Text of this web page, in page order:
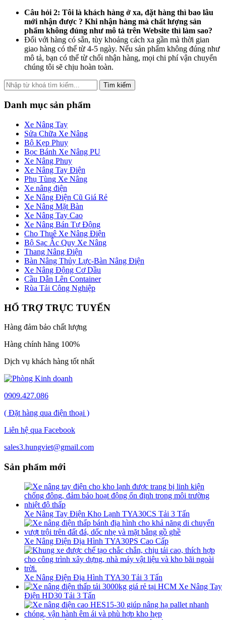
Câu hỏi 2: Tôi là khách hàng ở xa, đặt hàng thì bao lâu
mới nhận được ? Khi nhận hàng mà chất lượng sản
phẩm không đúng như mô tả trên Website thì làm sao?
Đối với hàng có sẵn, tùy khoảng cách xa gần mà thời gian
giao hàng có thể từ 4-5 ngày. Nếu sản phẩm không đúng như
mô tả, bạn có thể từ chối nhận hàng, mọi chi phí vận chuyển
chúng tôi sẽ chịu hoàn toàn.
Tìm kiếm
Danh mục sản phẩm
Xe Nâng Tay
Sửa Chữa Xe Nâng
Bộ Kẹp Phuy
Bọc Bánh Xe Nâng PU
Xe Nâng Phuy
Xe Nâng Tay Điện
Phụ Tùng Xe Nâng
Xe nâng điện
Xe Nâng Điện Cũ Giá Rẻ
Xe Nâng Mặt Bàn
Xe Nâng Tay Cao
Xe Nâng Bán Tự Động
Cho Thuê Xe Nâng Điện
Bộ Sạc Ắc Quy Xe Nâng
Thang Nâng Điện
Bàn Nâng Thủy Lực-Bàn Nâng Điện
Xe Nâng Động Cơ Dầu
Cầu Dẫn Lên Container
Rùa Tải Công Nghiệp
HỔ TRỢ TRỰC TUYẾN
Hàng đảm bảo chất lượng
Hàng chính hãng 100%
Dịch vụ khách hàng tốt nhất
0909.427.086
( Đặt hàng qua điện thoại )
Liên hệ qua Facebook
sales3.hungviet@gmail.com
Sản phẩm mới
Xe Nâng Tay Điện Kho Lạnh TYA30CS Tải 3 Tấn
Xe Nâng Điện Địa Hình TYA30PS Cao Cấp
Xe Nâng Điện Địa Hình TYA30 Tải 3 Tấn
Xe Nâng Tay
Điện HD30 Tải 3 Tấn